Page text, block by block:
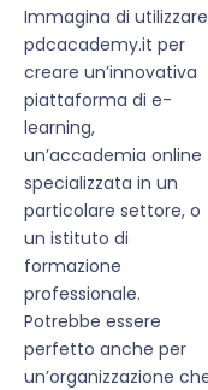
Immagina di utilizzare
pdcacademy.it per
creare un’innovativa
piattaforma di e-
learning,
un’accademia online
specializzata in un
particolare settore, o
un istituto di
formazione
professionale.
Potrebbe essere
perfetto anche per
un’organizzazione